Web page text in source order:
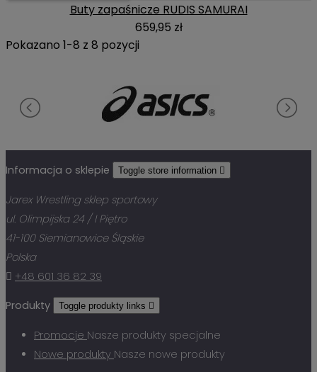
Buty zapaśnicze RUDIS SAMURAI
659,95 zł
Pokazano 1-8 z 8 pozycji
Informacja o sklepie Toggle store information 
Jarex Wrestling sklep sportowy
ul. Olimpijska 24 / I Piętro
41-100 Siemianowice Śląskie
Polska
 +48 601 36 82 39
Produkty Toggle produkty links 
Promocje Nasze produkty specjalne
Nowe produkty Nasze nowe produkty